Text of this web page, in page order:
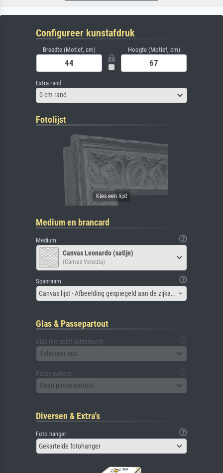
Configureer kunstafdruk
Breedte (Motief, cm) Hoogte (Motief, cm)
Extra rand
0 cm rand
Fotolijst
Medium en brancard
Medium
Canvas Leonardo (satijn)
(Canvas Venezia)
Spanraam
Canvas lijst - Afbeelding gespiegeld aan de zijkant
Glas & Passepartout
Glas (inclusief achterbord)
Selecteer aub
Passe-partout
Geen passe-partout
Diversen & Extra's
Foto hanger
Gekartelde fotohanger